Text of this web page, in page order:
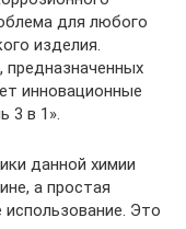
для любого
изделия.
инновационные
3 в 1».
данной химии
а простая
использование. Это